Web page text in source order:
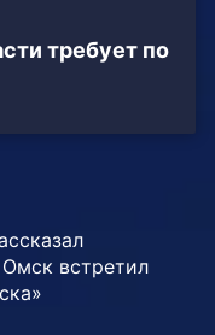
требует по
встретил